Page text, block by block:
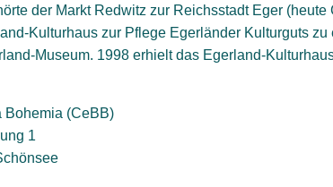
der Markt Redwitz zur Reichsstadt Eger (heute
Kulturhaus zur Pflege Egerländer Kulturguts zu
Museum. 1998 erhielt das Egerland-
Bohemia (CeBB)
1